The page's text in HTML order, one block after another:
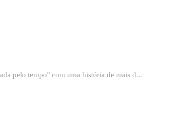
pelo tempo" com uma história de mais d...